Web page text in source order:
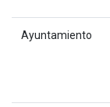
Ayuntamiento